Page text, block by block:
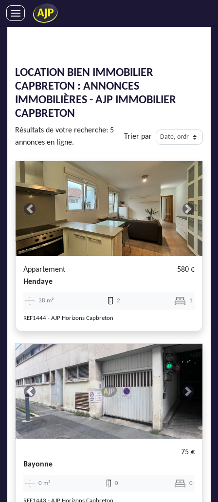
SYNDIC
LMNP
IMMOBILIER NEUF
LOCATIONS DE VACANCES
DEVENIR FRANCHISÉ
AJP Recrute
Service Qualité Clients
LOCATION BIEN IMMOBILIER
CAPBRETON : ANNONCES
IMMOBILIÈRES - AJP IMMOBILIER
CAPBRETON
Résultats de votre recherche: 5
annonces en ligne.
Trier par
Previous Next
Appartement
580 €
Hendaye
38 m² 2 1
REF1444 - AJP Horizons Capbreton
Previous Next
75 €
Bayonne
0 m² 0 0